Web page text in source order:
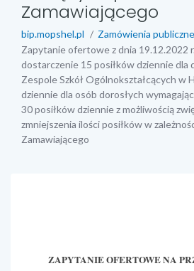
Zamawiającego
bip.mopshel.pl Zamówienia publiczne
Zapytanie ofertowe z dnia 19.12.2022
dostarczenie 15 posiłków dziennie dla
Zespole Szkół Ogólnokształcących w
dziennie dla osób dorosłych
30 posiłków dziennie z możliwością
zmniejszenia ilości posiłków w
Zamawiającego
ZAPYTANIE OFERTOWE NA